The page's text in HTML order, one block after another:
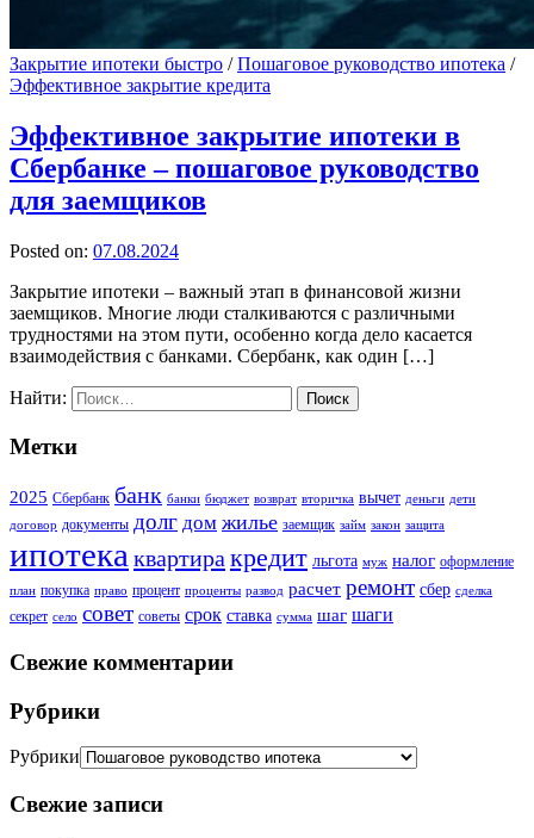
Закрытие ипотеки быстро /Пошаговое руководство ипотека /
Эффективное закрытие кредита
Эффективное закрытие ипотеки в
Сбербанке – пошаговое руководство
для заемщиков
Posted on: 07.08.2024
Закрытие ипотеки – важный этап в финансовой жизни
заемщиков. Многие люди сталкиваются с различными
трудностями на этом пути, особенно когда дело касается
взаимодействия с банками. Сбербанк, как один […]
Найти:
Метки
2025 Сбербанк банк банки бюджет возврат вторичка вычет деньги дети
договор документы долг дом жилье заемщик займ закон защита
ипотека квартира кредит льгота муж налог оформление
план покупка право процент проценты развод расчет ремонт сбер сделка
секрет село совет советы срок ставка сумма шаг шаги
Свежие комментарии
Рубрики
Рубрики
Свежие записи